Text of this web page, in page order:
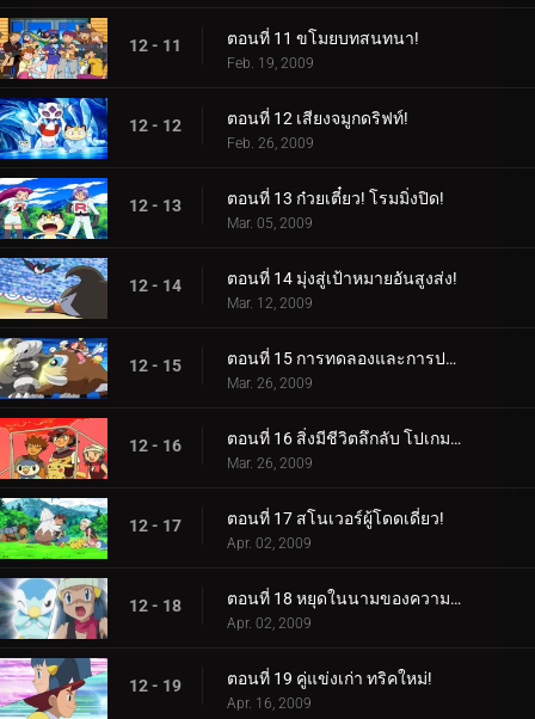
12 - 11 ตอนที่ 11 ขโมยบทสนทนา!
Feb. 19, 2009
12 - 12 ตอนที่ 12 เสียงจมูกดริฟท์!
Feb. 26, 2009
12 - 13 ตอนที่ 13 ก๋วยเตี๋ยว! โรมมิ่งปิด!
Mar. 05, 2009
12 - 14 ตอนที่ 14 มุ่งสู่เป้าหมายอันสูงส่ง!
Mar. 12, 2009
12 - 15 ตอนที่ 15 การทดลองและการประจบประแจง!
Mar. 26, 2009
12 - 16 ตอนที่ 16 สิ่งมีชีวิตลึกลับ โปเกมอน!
Mar. 26, 2009
12 - 17 ตอนที่ 17 สโนเวอร์ผู้โดดเดี่ยว!
Apr. 02, 2009
12 - 18 ตอนที่ 18 หยุดในนามของความรัก!
Apr. 02, 2009
12 - 19 ตอนที่ 19 คู่แข่งเก่า ทริคใหม่!
Apr. 16, 2009